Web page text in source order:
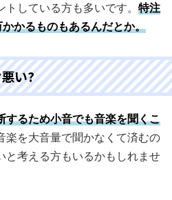
している方も多いです。 特注
かるものもあるんだとか。
い?
するため小音でも音楽を聞くこ
楽を大音量で聞かなくて済むの
と考える方もいるかもしれませ